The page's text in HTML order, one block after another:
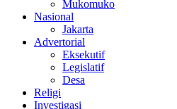
Mukomuko
Nasional
Jakarta
Advertorial
Eksekutif
Legislatif
Desa
Religi
Investigasi